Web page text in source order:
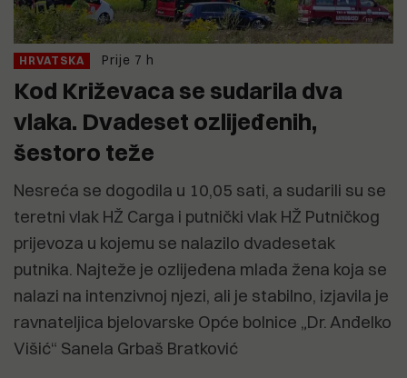
HRVATSKA Prije 7 h
Kod Križevaca se sudarila dva
vlaka. Dvadeset ozlijeđenih,
šestoro teže
Nesreća se dogodila u 10,05 sati, a sudarili su se
teretni vlak HŽ Carga i putnički vlak HŽ Putničkog
prijevoza u kojemu se nalazilo dvadesetak
putnika. Najteže je ozlijeđena mlađa žena koja se
nalazi na intenzivnoj njezi, ali je stabilno, izjavila je
ravnateljica bjelovarske Opće bolnice „Dr. Anđelko
Višić“ Sanela Grbaš Bratković